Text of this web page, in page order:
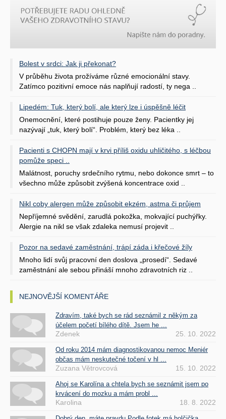
Bolest v srdci: Jak ji překonat?
V průběhu života prožíváme různé emocionální stavy.
Zatímco pozitivní emoce nás naplňují radostí, ty nega ..
Lipedém: Tuk, který bolí, ale který lze i úspěšně léčit
Onemocnění, které postihuje pouze ženy. Pacientky jej
nazývají „tuk, který bolí“. Problém, který bez léka ..
Pacienti s CHOPN mají v krvi příliš oxidu uhličitého, s léčbou
pomůže speci ..
Malátnost, poruchy srdečního rytmu, nebo dokonce smrt – to
všechno může způsobit zvýšená koncentrace oxid ..
Nikl coby alergen může způsobit ekzém, astma či průjem
Nepříjemné svědění, zarudlá pokožka, mokvající puchýřky.
Alergie na nikl se však zdaleka nemusí projevit ..
Pozor na sedavé zaměstnání, trápí záda i křečové žíly
Mnoho lidí svůj pracovní den doslova „prosedí“. Sedavé
zaměstnání ale sebou přináší mnoho zdravotních riz ..
NEJNOVĚJŠÍ KOMENTÁŘE
Zdravím, také bych se rád seznámil z někým za
účelem početí bílého dítě. Jsem he ...
Zdenek 25. 10. 2022
Od roku 2014 mám diagnostikovanou nemoc Meniér
občas mám neskutečné točení v hl ...
Zuzana Větrovcová 15. 10. 2022
Ahoj se Karolína a chtela bych se seznámit jsem po
krvácení do mozku a mám probl ...
Karolina 18. 8. 2022